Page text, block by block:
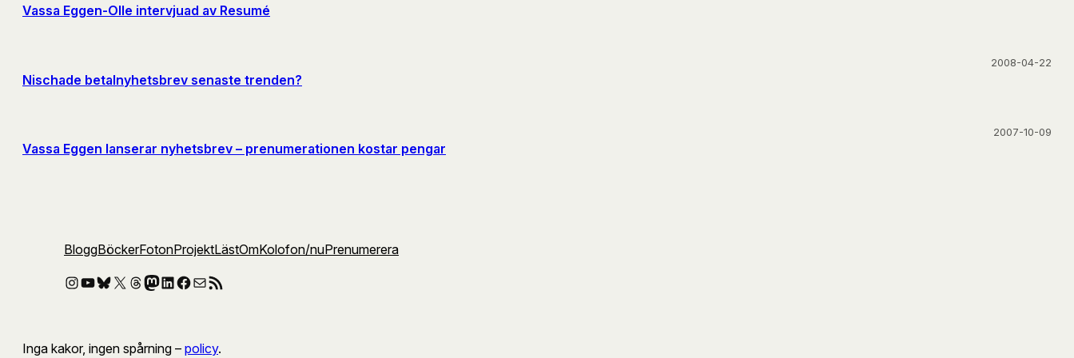
Vassa Eggen-Olle intervjuad av Resumé
Nischade betalnyhetsbrev senaste trenden?
2008-04-22
Vassa Eggen lanserar nyhetsbrev – prenumerationen kostar pengar
2007-10-09
BloggBöckerFotonProjektLästOmKolofon/nuPrenumerera
Instagram
YouTube
Bluesky
X Threads
Mastodon
LinkedIn
Facebook
E-postRSS-flöde
Inga kakor, ingen spårning – policy.